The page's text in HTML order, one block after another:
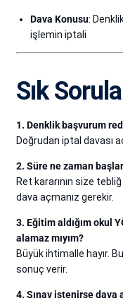
Dava Konusu:
işlemin iptali
Sık
1. Denklik başvurum
Doğrudan iptal davası
2. Süre ne zaman
Ret kararının size
dava açmanız gerekir.
3. Eğitim aldığım okul
alamaz mıyım?
Büyük ihtimalle hayır.
sonuç verir.
4. Sınav istenirse dava